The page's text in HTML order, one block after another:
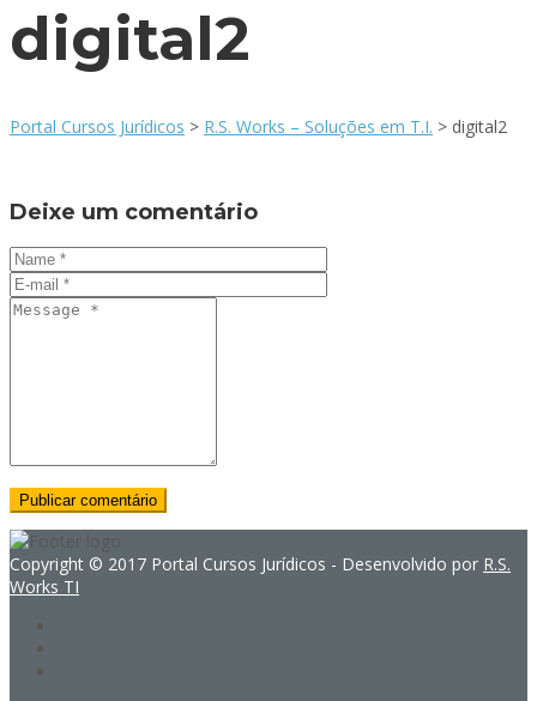
digital2
Portal Cursos Jurídicos > R.S. Works – Soluções em T.I. > digital2
Deixe um comentário
Copyright © 2017 Portal Cursos Jurídicos - Desenvolvido por R.S.
Works TI